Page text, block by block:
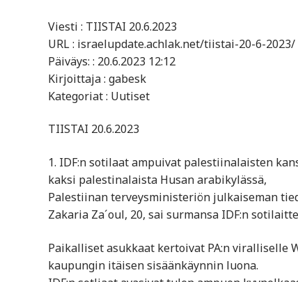
Viesti : TIISTAI 20.6.2023
URL : israelupdate.achlak.net/tiistai-20-6-2023/
Päiväys: : 20.6.2023 12:12
Kirjoittaja : gabesk
Kategoriat : Uutiset
TIISTAI 20.6.2023
1. IDF:n sotilaat ampuivat palestiinalaisten
kaksi palestinalaista Husan arabikylässä,
Palestiinan terveysministeriön julkaiseman
Zakaria Za´oul, 20, sai surmansa IDF:n
Paikalliset asukkaat kertoivat PA:n
kaupungin itäisen sisäänkäynnin luona.